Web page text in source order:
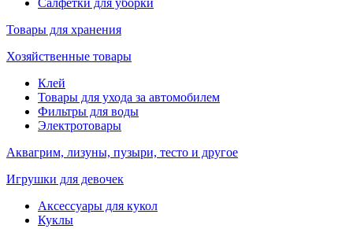
Салфетки для уборки
Товары для хранения
Хозяйственные товары
Клей
Товары для ухода за автомобилем
Фильтры для воды
Электротовары
Аквагрим, лизуны, пузыри, тесто и другое
Игрушки для девочек
Аксессуары для кукол
Куклы